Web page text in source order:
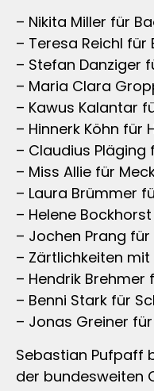
– Nikita Miller für
– Teresa Reichl für
– Stefan Danziger
– Maria Clara
– Kawus Kalantar
– Hinnerk Köhn für
– Claudius Pläging
– Miss Allie für
– Laura Brümmer
– Helene
– Jochen Prang
– Zärtlichkeiten
– Hendrik
– Benni Stark für
– Jonas Greiner
Sebastian Pufpaff
der bundesweiten